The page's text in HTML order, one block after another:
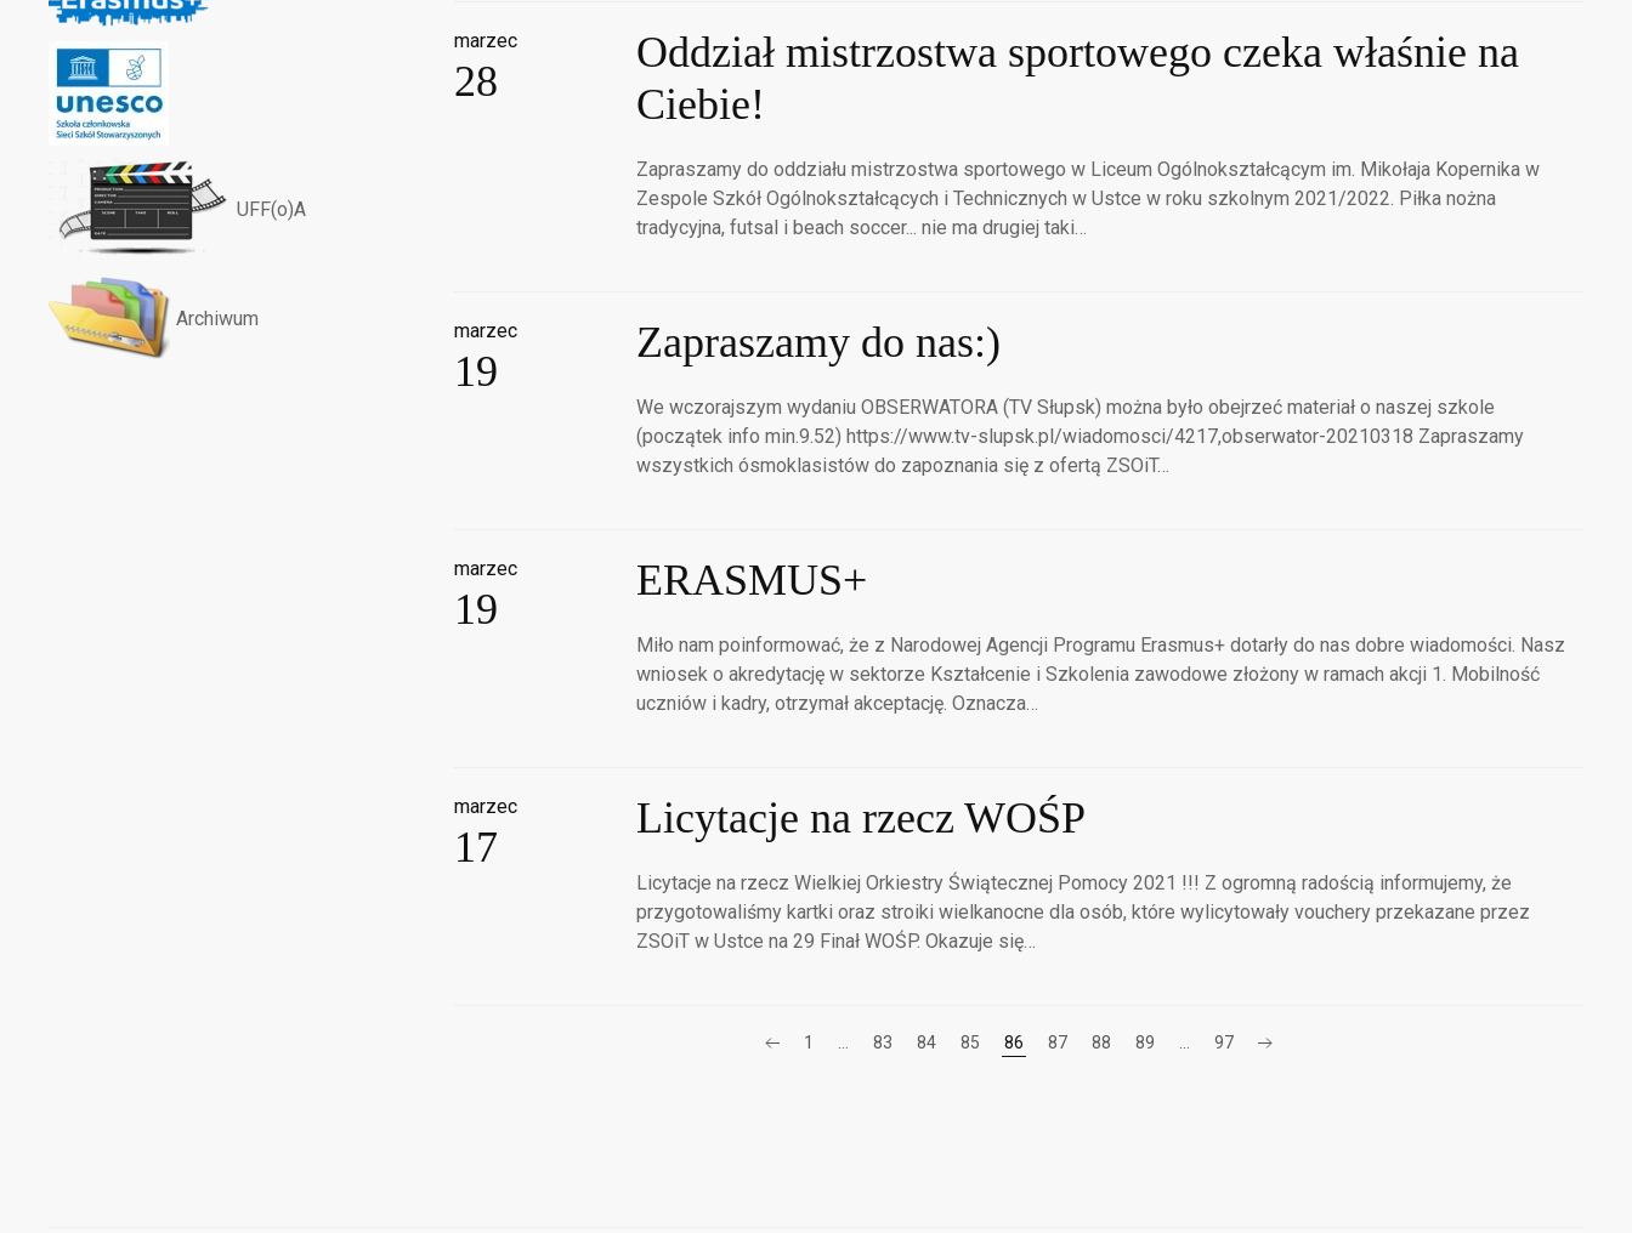
UFF(o)A
Archiwum
marzec
28
Oddział mistrzostwa sportowego czeka właśnie na
Ciebie!
Zapraszamy do oddziału mistrzostwa sportowego w Liceum Ogólnokształcącym im. Mikołaja Kopernika w
Zespole Szkół Ogólnokształcących i Technicznych w Ustce w roku szkolnym 2021/2022. Piłka nożna
tradycyjna, futsal i beach soccer... nie ma drugiej taki…
marzec
19
Zapraszamy do nas:)
We wczorajszym wydaniu OBSERWATORA (TV Słupsk) można było obejrzeć materiał o naszej szkole
(początek info min.9.52) https://www.tv-slupsk.pl/wiadomosci/4217,obserwator-20210318 Zapraszamy
wszystkich ósmoklasistów do zapoznania się z ofertą ZSOiT…
marzec
19
ERASMUS+
Miło nam poinformować, że z Narodowej Agencji Programu Erasmus+ dotarły do nas dobre wiadomości. Nasz
wniosek o akredytację w sektorze Kształcenie i Szkolenia zawodowe złożony w ramach akcji 1. Mobilność
uczniów i kadry, otrzymał akceptację. Oznacza…
marzec
17
Licytacje na rzecz WOŚP
Licytacje na rzecz Wielkiej Orkiestry Świątecznej Pomocy 2021 !!! Z ogromną radością informujemy, że
przygotowaliśmy kartki oraz stroiki wielkanocne dla osób, które wylicytowały vouchery przekazane przez
ZSOiT w Ustce na 29 Finał WOŚP. Okazuje się…
1 83 84 85 86 87 88 89 97